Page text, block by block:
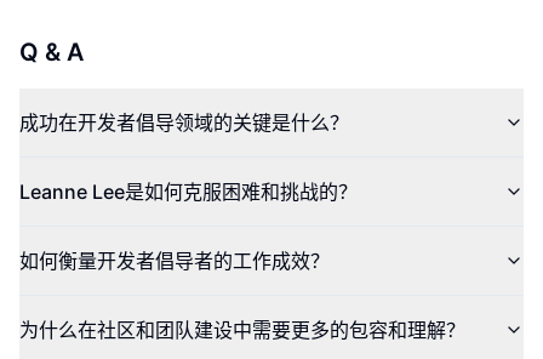
Q & A
成功在开发者倡导领域的关键是什么？
Leanne Lee是如何克服困难和挑战的？
如何衡量开发者倡导者的工作成效？
为什么在社区和团队建设中需要更多的包容和理解？